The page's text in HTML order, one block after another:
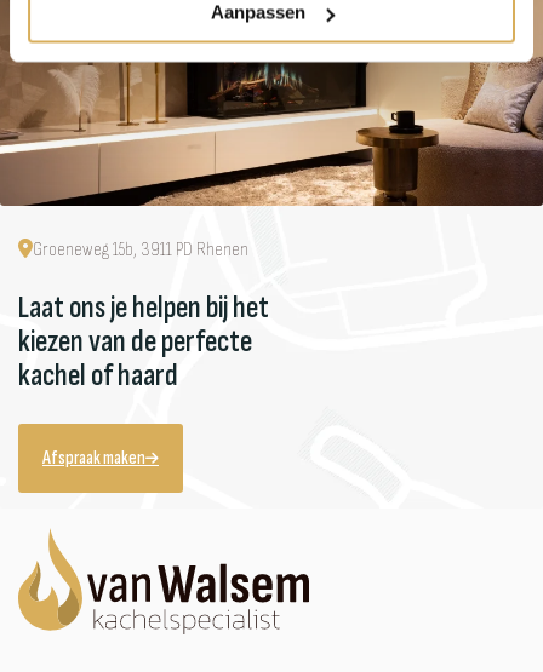
Aanpassen
Groeneweg 15b, 3911 PD Rhenen
Laat ons je helpen bij het
kiezen van de perfecte
kachel of haard
Afspraak maken